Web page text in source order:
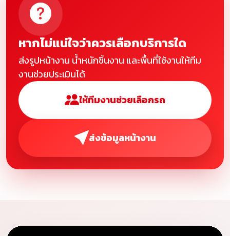
หากไม่แน่ใจว่าควรเลือกบริการใด
ส่งรูปหน้างาน น้ำหนักชิ้นงาน และพื้นที่ใช้งานให้ทีม
งานช่วยประเมินได้
ให้ทีมงานช่วยเลือกรถ
ส่งข้อมูลหน้างาน